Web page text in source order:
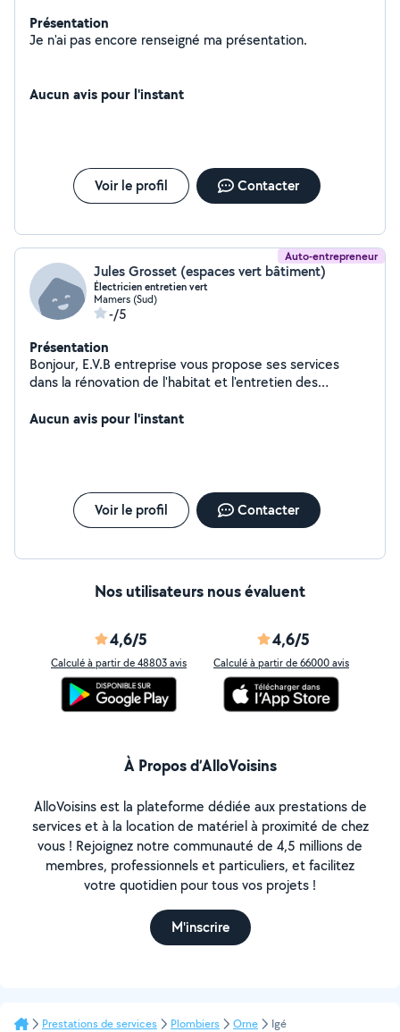
Présentation
Je n'ai pas encore renseigné ma présentation.
Aucun avis pour l'instant
Voir le profil Contacter
Auto-entrepreneur
Jules Grosset (espaces vert bâtiment)
Électricien entretien vert
Mamers (Sud)
-/5
Présentation
Bonjour, E.V.B entreprise vous propose ses services
dans la rénovation de l'habitat et l'entretien des
Aucun avis pour l'instant
Voir le profil Contacter
Nos utilisateurs nous évaluent
4,6/5
Calculé à partir de 48803 avis
4,6/5
Calculé à partir de 66000 avis
À Propos d’AlloVoisins
AlloVoisins est la plateforme dédiée aux prestations de
services et à la location de matériel à proximité de chez
vous ! Rejoignez notre communauté de 4,5 millions de
membres, professionnels et particuliers, et facilitez
votre quotidien pour tous vos projets !
M'inscrire
Prestations de services Plombiers Orne Igé